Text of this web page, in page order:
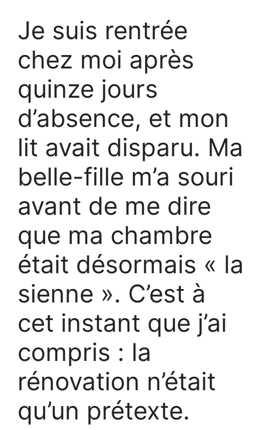
Je suis rentrée
chez moi après
quinze jours
d’absence, et mon
lit avait disparu. Ma
belle-fille m’a souri
avant de me dire
que ma chambre
était désormais « la
sienne ». C’est à
cet instant que j’ai
compris : la
rénovation n’était
qu’un prétexte.